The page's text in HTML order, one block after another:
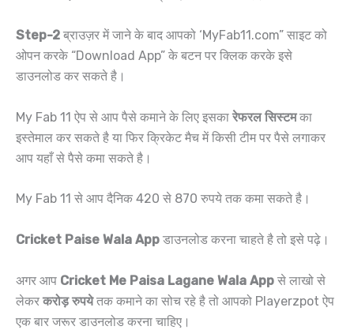
Step-2 ब्राउज़र में जाने के बाद आपको ‘MyFab11.com” साइट को
ओपन करके “Download App” के बटन पर क्लिक करके इसे
डाउनलोड कर सकते है।
My Fab 11 ऐप से आप पैसे कमाने के लिए इसका रेफरल सिस्टमका
इस्तेमाल कर सकते है या फिर क्रिकेट मैच में किसी टीम पर पैसे लगाकर
आप यहाँ से पैसे कमा सकते है।
My Fab 11 से आप दैनिक 420 से 870 रुपये तक कमा सकते है।
Cricket Paise Wala App डाउनलोड करना चाहते है तो इसे पढ़े।
अगर आप Cricket Me Paisa Lagane Wala App से लाखो से
लेकर करोड़ रुपयेतक कमाने का सोच रहे है तो आपको Playerzpot ऐप
एक बार जरूर डाउनलोड करना चाहिए।